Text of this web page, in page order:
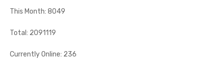
This Month: 8049
Total: 2091119
Currently Online: 236